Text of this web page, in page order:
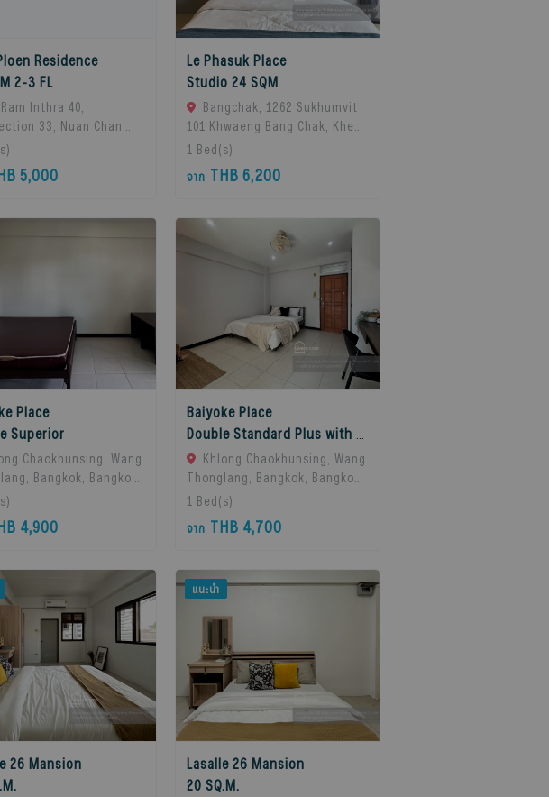
Residence
2-3 FL
Inthra 40,
33, Nuan Chan
Bueng Kum
Bangkok, 10230
5,000
Le Phasuk Place
Studio 24 SQM
Bangchak, 1262 Sukhumvit
101 Khwaeng Bang Chak, Khet
Phra Khanong, Bangkok 10260,
Thailand
1 Bed(s)
จาก THB 6,200
Place
Superior
Chaokhunsing, Wang
Bangkok, Bangkok,
Thailand
4,900
Baiyoke Place
Double Standard Plus with balcony
Khlong Chaokhunsing, Wang
Thonglang, Bangkok, Bangkok,
10310 Bangkok, Thailand
1 Bed(s)
จาก THB 4,700
26 Mansion
แนะนำ
Lasalle 26 Mansion
20 SQ.M.